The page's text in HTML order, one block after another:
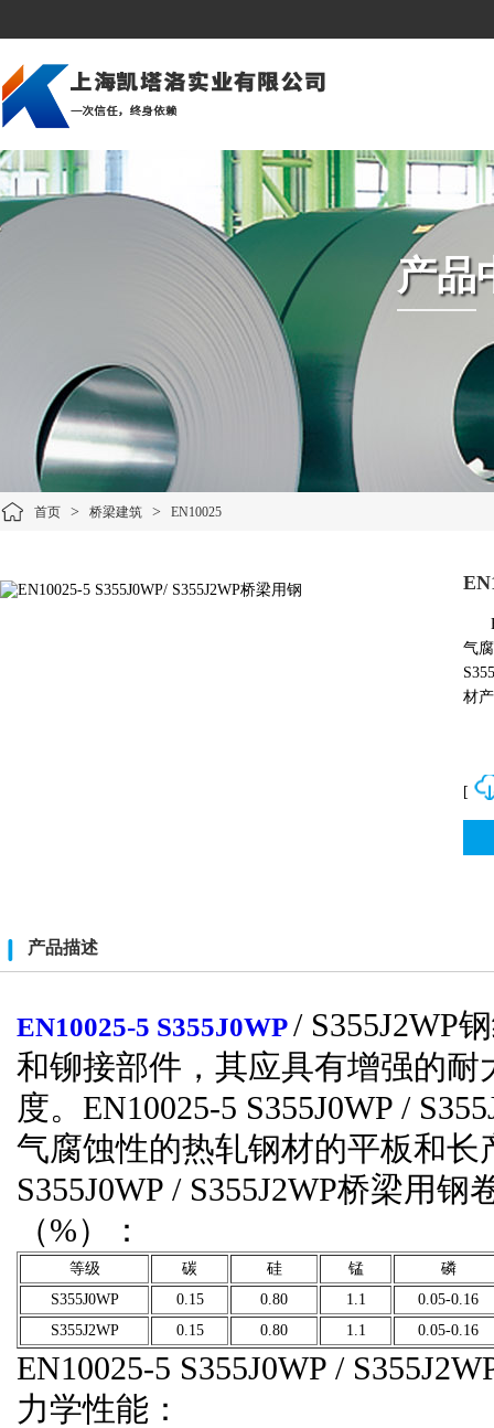
公司简介 企业文化
组织架构
建筑行业 造船行业
石油天然气
海上平台
汽车制造业
发电厂
美洲市场 亚洲市场
欧洲市场
产品
首页 > 桥梁建筑 > EN10025
气
材
[
产品描述
EN10025-5 S355J0WP/ S355J2WP
和铆接部件，其应具有增强的
度。EN10025-5 S355J0WP /
气腐蚀性的热轧钢材的平板和长
S355J0WP / S355J2WP桥梁用
（%）：
等级 碳 硅 锰
磷
S355J0WP
0.15 0.80 1.1
0.05-0.16
S355J2WP
0.15 0.80 1.1 0.05-0.16
EN10025-5 S355J0WP /
力学性能：